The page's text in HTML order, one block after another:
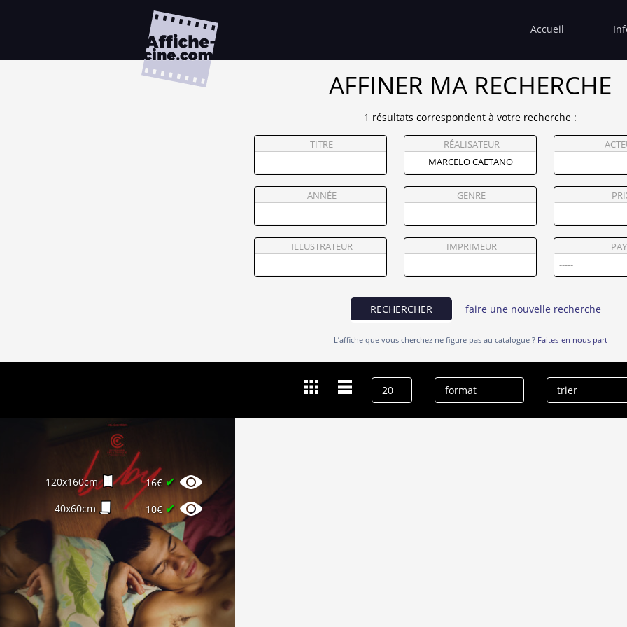
Accueil
AFFINER MA RECHERCHE
1 résultats correspondent à votre recherche :
TITRE RÉALISATEUR
ANNÉE GENRE
ILLUSTRATEUR IMPRIMEUR
RECHERCHER faire une nouvelle recherche
L’affiche que vous cherchez ne figure pas au catalogue ? Faites-en nous part
Marcelo Caetano
effacer l’historique
120x160cm 16€ ✔
40x60cm 10€ ✔